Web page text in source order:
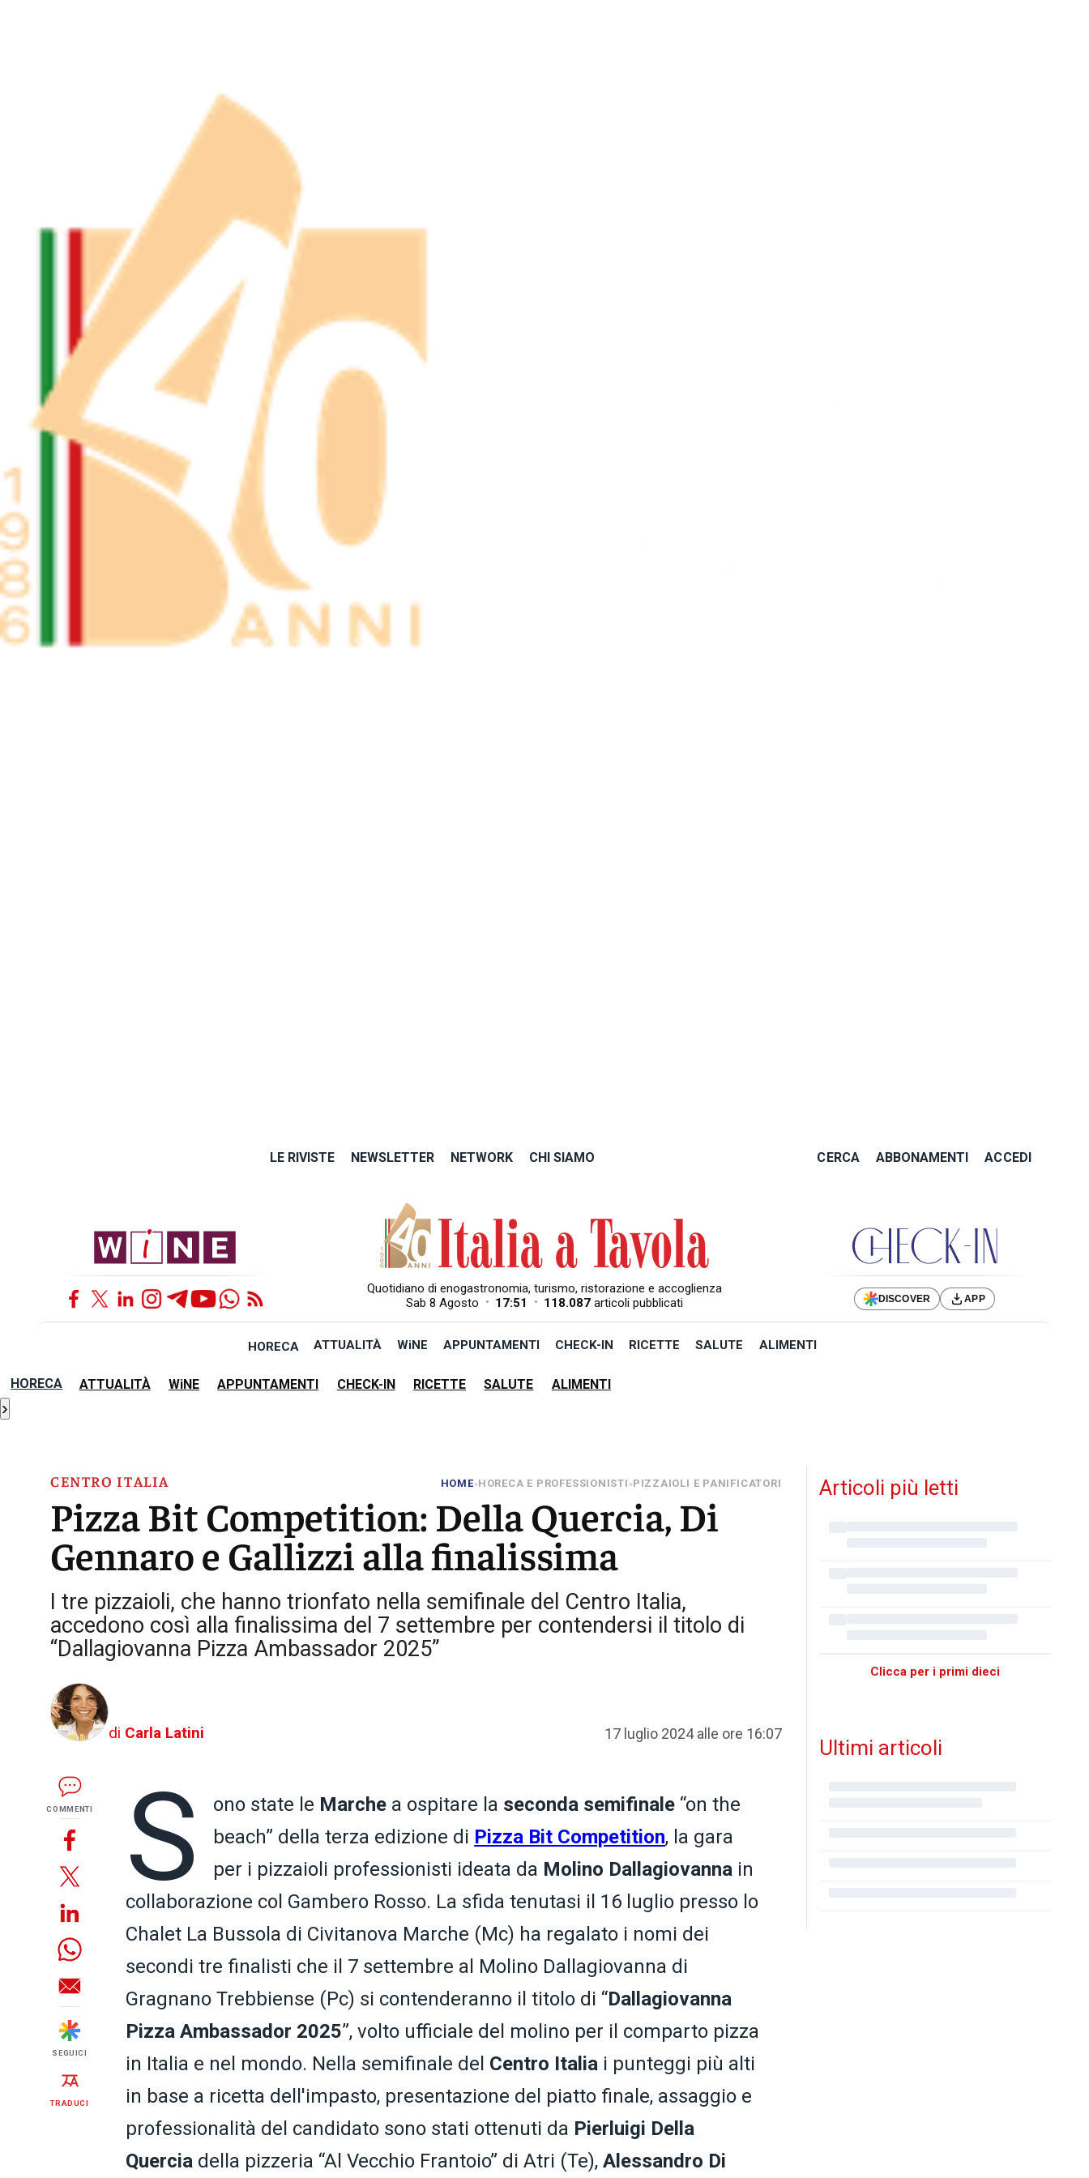
LE RIVISTE NEWSLETTER NETWORK CHI SIAMO CERCA ABBONAMENTI ACCEDI
Quotidiano di enogastronomia, turismo, ristorazione e accoglienza
Sab 8 Agosto • 17:51 • 118.087 articoli pubblicati DISCOVER APP
HORECA ATTUALITÀ WiNE APPUNTAMENTI CHECK-IN RICETTE SALUTE ALIMENTI
HORECA ATTUALITÀ WiNE APPUNTAMENTI CHECK-IN RICETTE SALUTE ALIMENTI
›
CENTRO ITALIA HOME»HORECA E PROFESSIONISTI »PIZZAIOLI E PANIFICATORI
Pizza Bit Competition: Della Quercia, Di
Gennaro e Gallizzi alla finalissima
I tre pizzaioli, che hanno trionfato nella semifinale del Centro Italia,
accedono così alla finalissima del 7 settembre per contendersi il titolo di
“Dallagiovanna Pizza Ambassador 2025”
di Carla Latini 17 luglio 2024 alle ore 16:07
COMMENTI
SEGUICI
TRADUCI
S ono state le Marche a ospitare la seconda semifinale “on the
beach” della terza edizione di Pizza Bit Competition, la gara
per i pizzaioli professionisti ideata da Molino Dallagiovanna in
collaborazione col Gambero Rosso. La sfida tenutasi il 16 luglio presso lo
Chalet La Bussola di Civitanova Marche (Mc) ha regalato i nomi dei
secondi tre finalisti che il 7 settembre al Molino Dallagiovanna di
Gragnano Trebbiense (Pc) si contenderanno il titolo di “Dallagiovanna
Pizza Ambassador 2025”, volto ufficiale del molino per il comparto pizza
in Italia e nel mondo. Nella semifinale del Centro Italia i punteggi più alti
in base a ricetta dell'impasto, presentazione del piatto finale, assaggio e
professionalità del candidato sono stati ottenuti da Pierluigi Della
Quercia della pizzeria “Al Vecchio Frantoio” di Atri (Te), Alessandro Di
Articoli più letti
Clicca per i primi dieci
Ultimi articoli